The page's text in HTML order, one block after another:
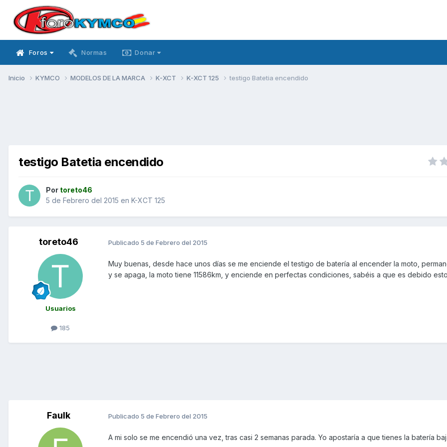
Foros Normas Donar
Inicio KYMCO MODELOS DE LA MARCA K-XCT K-XCT 125 testigo Batetia encendido
testigo Batetia encendido
Por toreto46
5 de Febrero del 2015 en K-XCT 125
toreto46
Usuarios
185
Publicado 5 de Febrero del 2015
Muy buenas, desde hace unos días se me enciende el testigo de batería al encender la moto,
y se apaga, la moto tiene 11586km, y enciende en perfectas condiciones, sabéis a que es debido
Faulk Publicado 5 de Febrero del 2015
A mi solo se me encendió una vez, tras casi 2 semanas parada. Yo apostaría a que tienes la batería